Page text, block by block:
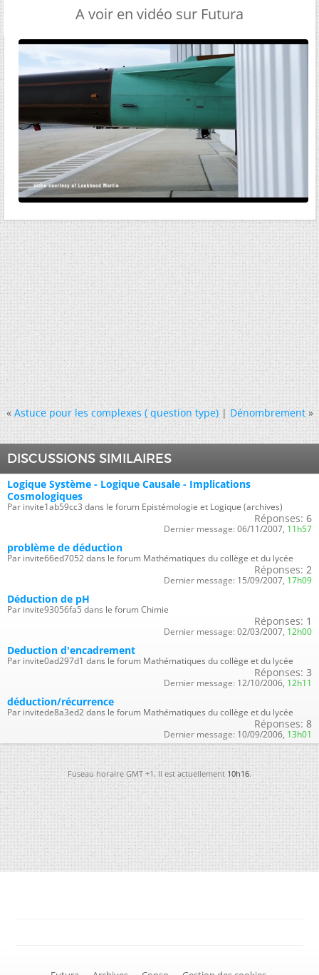
A voir en vidéo sur Futura
« Astuce pour les complexes ( question type)|Dénombrement »
DISCUSSIONS SIMILAIRES
Logique Système - Logique Causale - Implications
Cosmologiques
Par invite1ab59cc3 dans le forum Epistémologie et Logique (archives)
Réponses: 6
Dernier message: 06/11/2007, 11h57
problème de déduction
Par invite66ed7052 dans le forum Mathématiques du collège et du lycée
Réponses: 2
Dernier message: 15/09/2007, 17h09
Déduction de pH
Par invite93056fa5 dans le forum Chimie
Réponses: 1
Dernier message: 02/03/2007, 12h00
Deduction d'encadrement
Par invite0ad297d1 dans le forum Mathématiques du collège et du lycée
Réponses: 3
Dernier message: 12/10/2006, 12h11
déduction/récurrence
Par invitede8a3ed2 dans le forum Mathématiques du collège et du lycée
Réponses: 8
Dernier message: 10/09/2006, 13h01
Fuseau horaire GMT +1. Il est actuellement10h16.